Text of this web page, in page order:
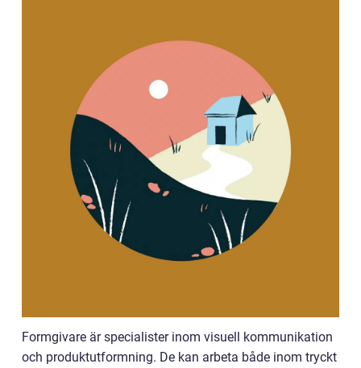
Formgivare är specialister inom visuell kommunikation
och produktutformning. De kan arbeta både inom tryckt